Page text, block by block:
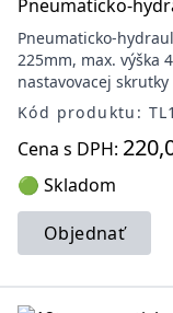
Pneumaticko-
Pneumaticko-
225mm, max. výška
nastavovacej
Kód produktu:
Cena s DPH:
🟢 Skladom
Objednať